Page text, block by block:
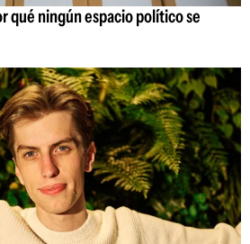
qué ningún espacio político se